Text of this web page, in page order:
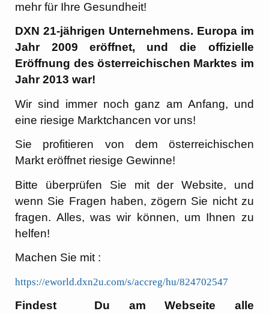
mehr für Ihre Gesundheit!
DXN 21-jährigen Unternehmens. Europa im
Jahr 2009 eröffnet, und die offizielle
Eröffnung des österreichischen Marktes im
Jahr 2013 war!
Wir sind immer noch ganz am Anfang, und
eine riesige Marktchancen vor uns!
Sie profitieren von dem österreichischen
Markt eröffnet riesige Gewinne!
Bitte überprüfen Sie mit der Website, und
wenn Sie Fragen haben, zögern Sie nicht zu
fragen. Alles, was wir können, um Ihnen zu
helfen!
Machen Sie mit :
https://eworld.dxn2u.com/s/accreg/hu/824702547
Findest Du am Webseite alle